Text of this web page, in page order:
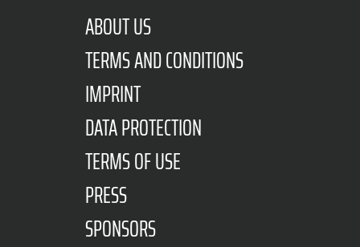
ABOUT US
TERMS AND CONDITIONS
IMPRINT
DATA PROTECTION
TERMS OF USE
PRESS
SPONSORS